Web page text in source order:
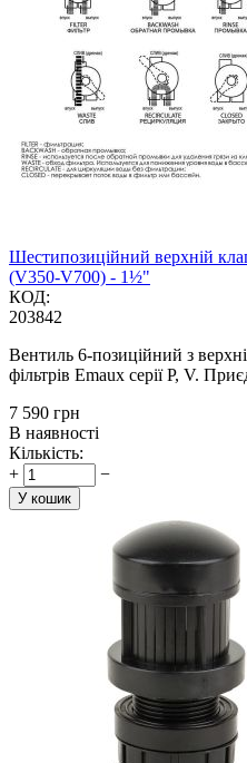
Шестипозиційний верхній
(V350-V700) - 1½"
КОД:
203842
Вентиль 6-позиційний з
фільтрів Emaux серії P, V.
‍7 590‍ грн
В наявності
Кількість:
+
−
У кошик